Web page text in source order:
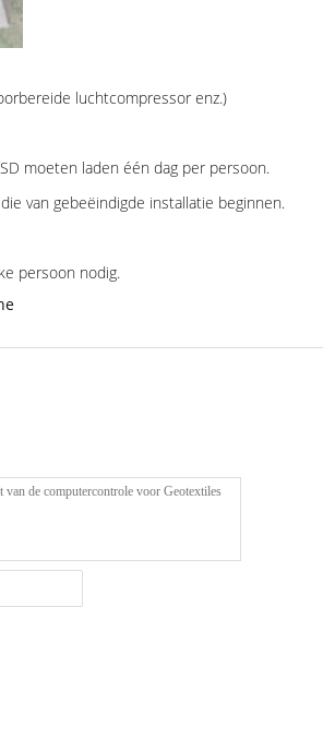
luchtcompressor enz.)
moeten laden één dag per persoon.
van gebeëindigde installatie beginnen.
persoon nodig.